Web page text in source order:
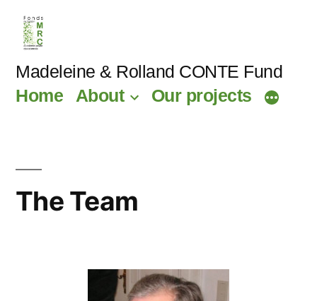
Madeleine & Rolland CONTE Fund
Home
About Our projects
The Team